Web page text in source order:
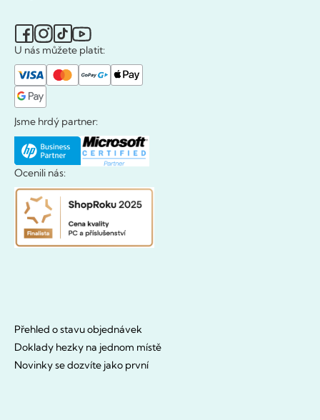
U nás můžete platit:
Jsme hrdý partner:
Ocenili nás:
Přehled o stavu objednávek
Doklady hezky na jednom místě
Novinky se dozvíte jako první